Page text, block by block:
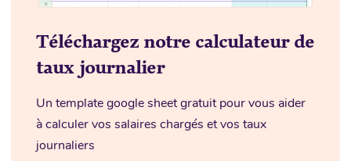
Téléchargez notre calculateur de
taux journalier
Un template google sheet gratuit pour vous aider
à calculer vos salaires chargés et vos taux
journaliers